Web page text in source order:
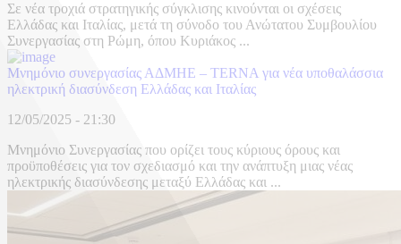
Σε νέα τροχιά στρατηγικής σύγκλισης κινούνται οι σχέσεις
Ελλάδας και Ιταλίας, μετά τη σύνοδο του Ανώτατου Συμβουλίου
Συνεργασίας στη Ρώμη, όπου Κυριάκος ...
Μνημόνιο συνεργασίας ΑΔΜΗΕ – TERNA για νέα υποθαλάσσια
ηλεκτρική διασύνδεση Ελλάδας και Ιταλίας
12/05/2025 - 21:30
Μνημόνιο Συνεργασίας που ορίζει τους κύριους όρους και
προϋποθέσεις για τον σχεδιασμό και την ανάπτυξη μιας νέας
ηλεκτρικής διασύνδεσης μεταξύ Ελλάδας και ...